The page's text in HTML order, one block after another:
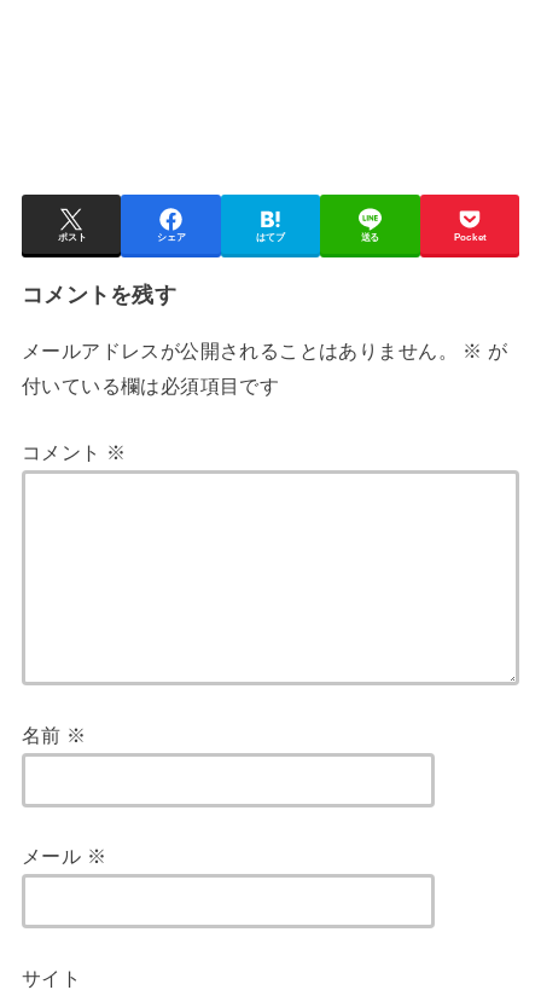
ポスト シェア はてブ 送る Pocket
コメントを残す
メールアドレスが公開されることはありません。 ※ が
付いている欄は必須項目です
コメント ※
名前 ※
メール ※
サイト